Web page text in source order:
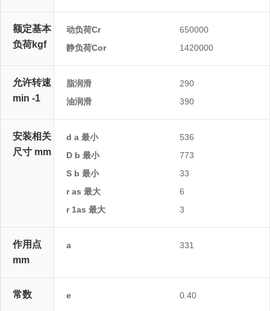
额定基本
负荷kgf
动负荷Cr
650000
静负荷Cor
1420000
允许转速
min -1
脂润滑
290
油润滑
390
安装相关
尺寸 mm
d a 最小
536
D b 最小
773
S b 最小
33
r as 最大
6
r 1as 最大
3
作用点
mm
a 331
常数 e 0.40